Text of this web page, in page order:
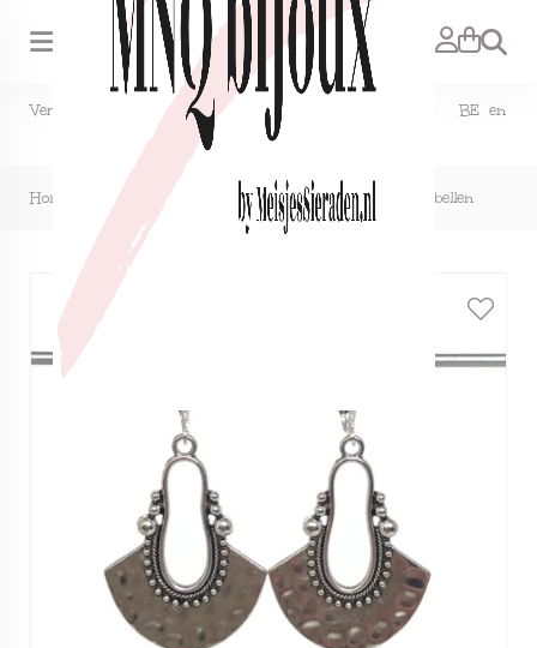
Zoeken
Verzendkosten NL €1,50, GRATIS bij bestelling vanaf €15. BE en
DE €2,95, GRATIS verzenden vanaf €50.
Home Clipoorbellen boho-chic, zilveren waaier, hangoorbellen